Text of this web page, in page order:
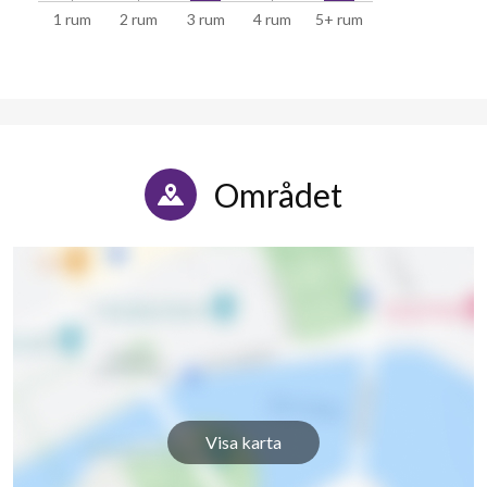
1 rum 2 rum 3 rum 4 rum 5+ rum
Området
Visa karta